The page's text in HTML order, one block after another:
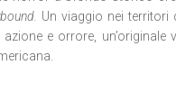
Un viaggio nei territori
e orrore, un’originale